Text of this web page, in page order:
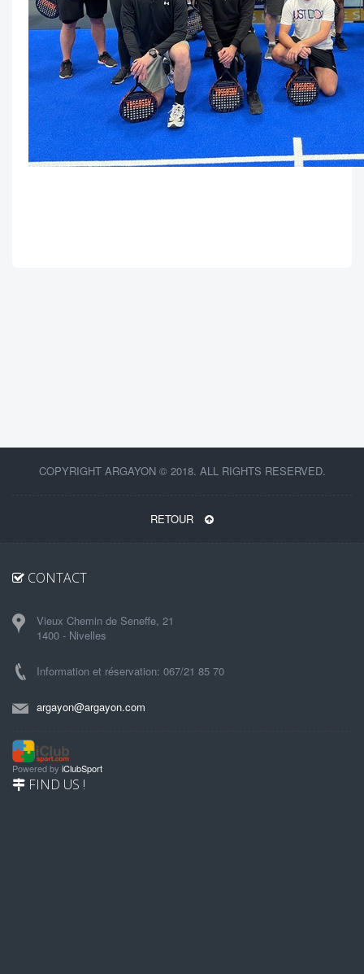
COPYRIGHT ARGAYON © 2018. ALL RIGHTS RESERVED.
RETOUR
CONTACT
Vieux Chemin de Seneffe, 21
1400 - Nivelles
Information et réservation: 067/21 85 70
argayon@argayon.com
Powered by iClubSport
FIND US !